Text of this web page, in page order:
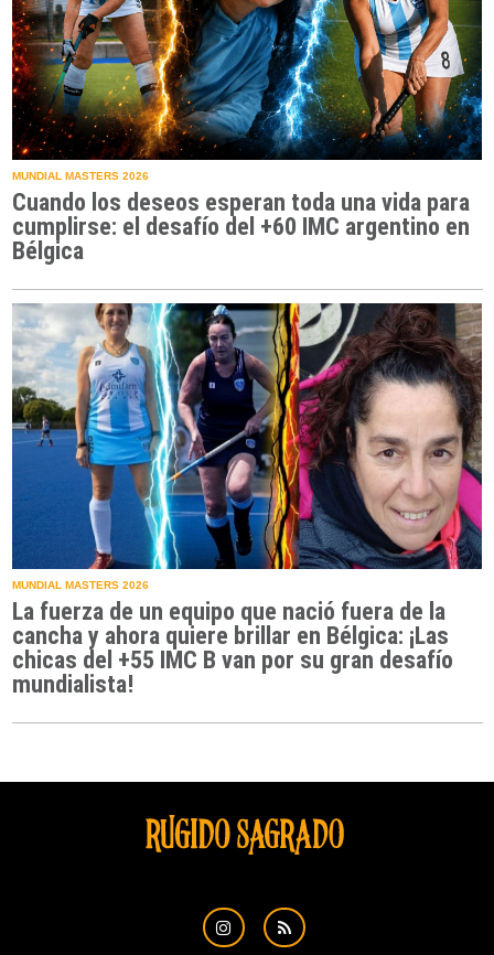
MUNDIAL MASTERS 2026
Cuando los deseos esperan toda una vida para
cumplirse: el desafío del +60 IMC argentino en
Bélgica
MUNDIAL MASTERS 2026
La fuerza de un equipo que nació fuera de la
cancha y ahora quiere brillar en Bélgica: ¡Las
chicas del +55 IMC B van por su gran desafío
mundialista!